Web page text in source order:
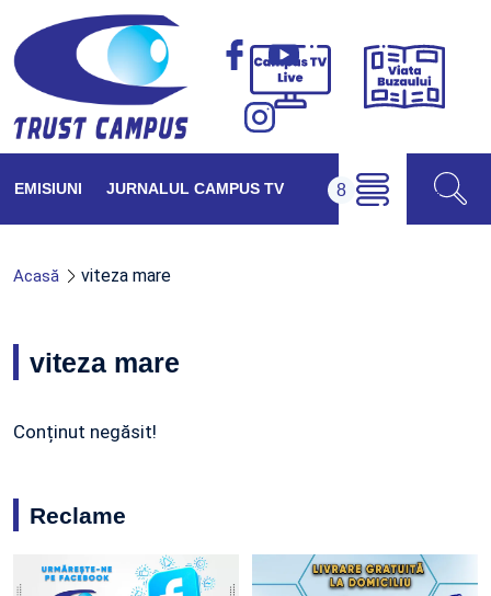
Campus
Viața
EMISIUNI JURNALUL CAMPUS TV
Acasă viteza mare
viteza mare
Conținut negăsit!
Reclame